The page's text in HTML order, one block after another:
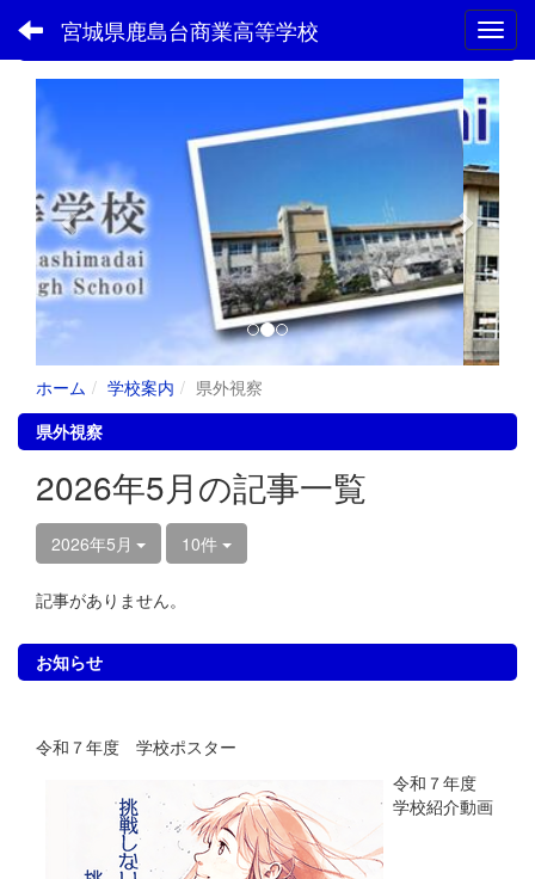
宮城県鹿島台商業高等学校
フォトアルバム
e
v
i
o
u
s
n
e
x
t
ホーム 学校案内
県外視察
県外視察
2026年5月の記事一覧
2026年5月 10件
記事がありません。
お知らせ
令和７年度 学校ポスター
令和７年度
学校紹介動画